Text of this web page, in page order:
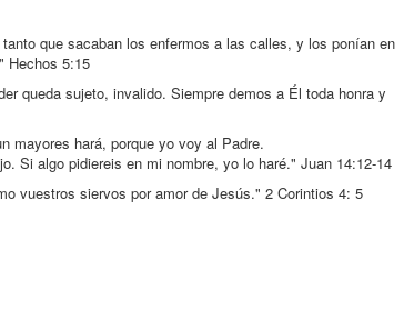
que sacaban los enfermos a las calles, y los ponían en
Hechos 5:15
queda sujeto, invalido. Siempre demos a Él toda honra y
mayores hará, porque yo voy al Padre.
Si algo pidiereis en mi nombre, yo lo haré." Juan 14:12-14
vuestros siervos por amor de Jesús." 2 Corintios 4: 5